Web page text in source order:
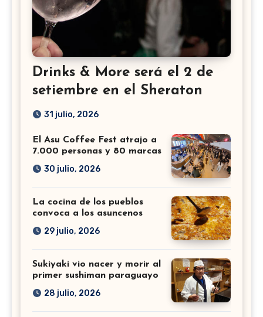
Drinks & More será el 2 de
setiembre en el Sheraton
31 julio, 2026
El Asu Coffee Fest atrajo a
7.000 personas y 80 marcas
30 julio, 2026
La cocina de los pueblos
convoca a los asuncenos
29 julio, 2026
Sukiyaki vio nacer y morir al
primer sushiman paraguayo
28 julio, 2026